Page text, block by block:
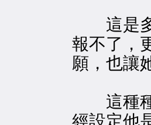
這是多
報不了，
願，也讓
這種種
經設定他